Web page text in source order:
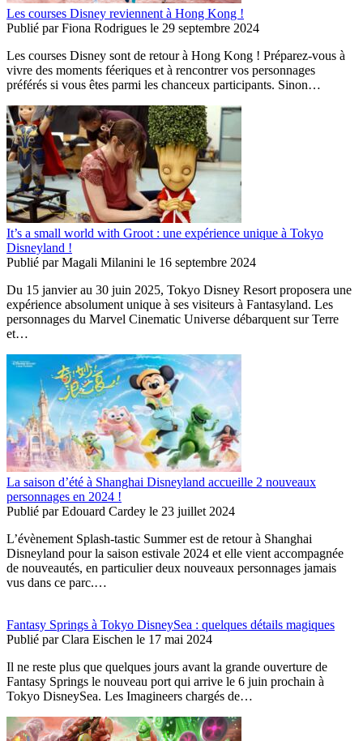
Les courses Disney reviennent à Hong Kong !
Publié parFiona Rodrigues le 29 septembre 2024
Les courses Disney sont de retour à Hong Kong ! Préparez-vous à
vivre des moments féeriques et à rencontrer vos personnages
préférés si vous êtes parmi les chanceux participants. Sinon…
It’s a small world with Groot : une expérience unique à Tokyo
Disneyland !
Publié parMagali Milanini le 16 septembre 2024
Du 15 janvier au 30 juin 2025, Tokyo Disney Resort proposera une
expérience absolument unique à ses visiteurs à Fantasyland. Les
personnages du Marvel Cinematic Universe débarquent sur Terre
et…
La saison d’été à Shanghai Disneyland accueille 2 nouveaux
personnages en 2024 !
Publié parEdouard Cardey le 23 juillet 2024
L’évènement Splash-tastic Summer est de retour à Shanghai
Disneyland pour la saison estivale 2024 et elle vient accompagnée
de nouveautés, en particulier deux nouveaux personnages jamais
vus dans ce parc.…
Fantasy Springs à Tokyo DisneySea : quelques détails magiques
Publié parClara Eischen le 17 mai 2024
Il ne reste plus que quelques jours avant la grande ouverture de
Fantasy Springs le nouveau port qui arrive le 6 juin prochain à
Tokyo DisneySea. Les Imagineers chargés de…